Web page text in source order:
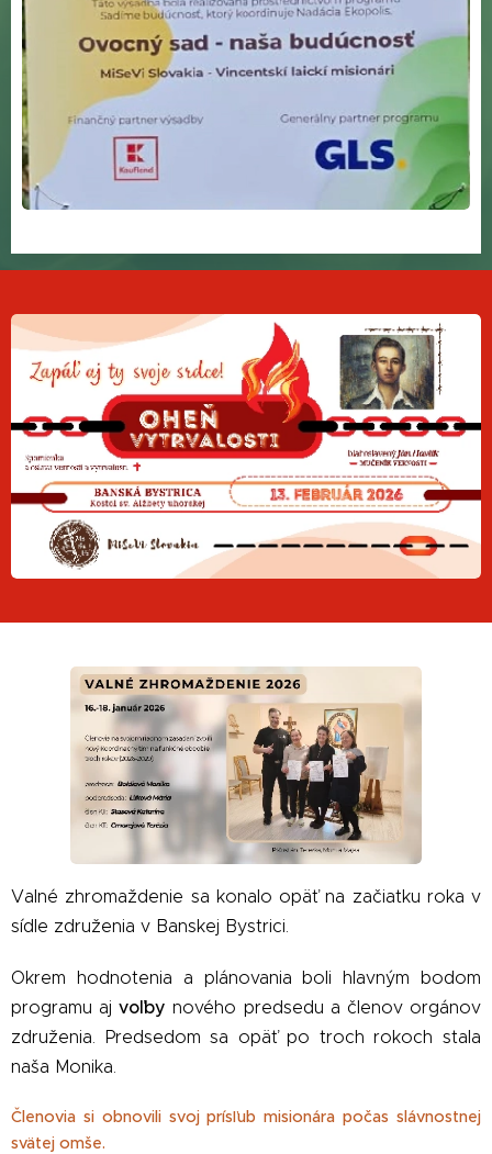
Valné zhromaždenie sa konalo opäť na začiatku roka v
sídle združenia v Banskej Bystrici.
Okrem hodnotenia a plánovania boli hlavným bodom
programu ajvoľby nového predsedu a členov orgánov
združenia. Predsedom sa opäť po troch rokoch stala
naša Monika.
Členovia si obnovili svoj prísľub misionára počas slávnostnej
svätej omše.